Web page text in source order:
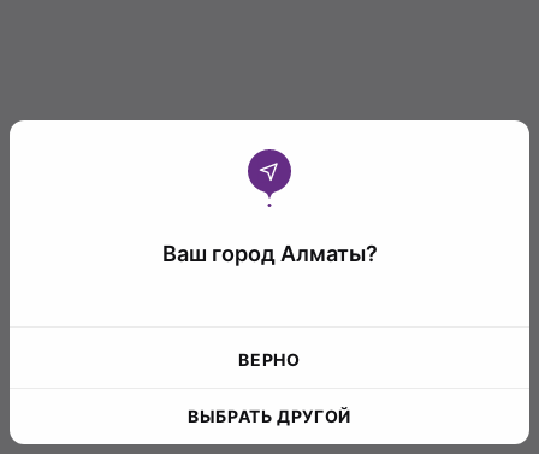
Ваш город Алматы?
ВЕРНО
ВЫБРАТЬ ДРУГОЙ